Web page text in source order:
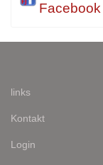
Facebook
links
Kontakt
Login